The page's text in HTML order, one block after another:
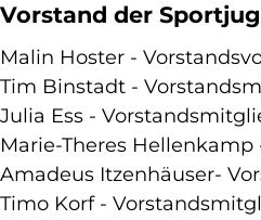
Vorstand der
Malin Hoster -
Tim Binstadt -
Julia Ess -
Marie-Theres
Amadeus Itzenhäuser-
Timo Korf -